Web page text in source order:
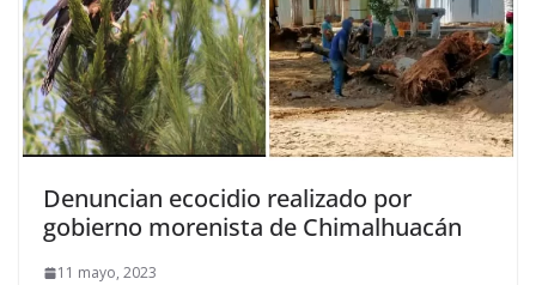
Denuncian ecocidio realizado por
gobierno morenista de Chimalhuacán
11 mayo, 2023